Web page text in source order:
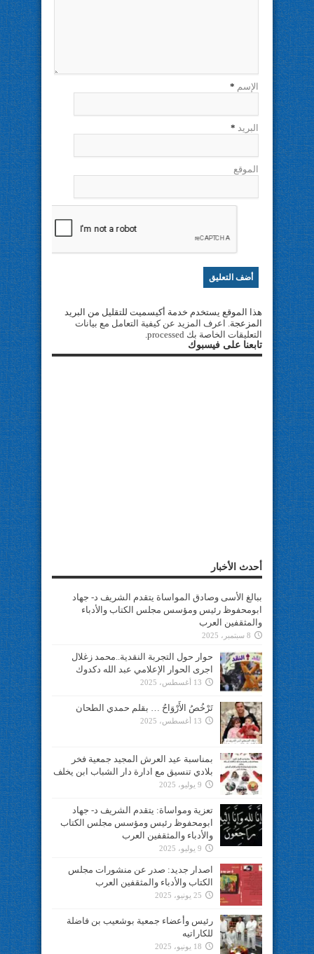
الإسم *
البريد *
الموقع
هذا الموقع يستخدم خدمة أكيسميت للتقليل من البريد
المزعجة. اعرف المزيد عن كيفية التعامل مع بيانات
التعليقات الخاصة بك processed
.
تابعنا على فيسبوك
أحدث الأخبار
ببالغ الأسى وصادق المواساة يتقدم الشريف د- جهاد
ابومحفوظ رئيس ومؤسس مجلس الكتاب والأدباء
والمثقفين العرب
8 سبتمبر، 2025
حوار حول التجربة النقدية..محمد زغلال
اجرى الحوار الإعلامي عبد الله دكدوك
13 أغسطس، 2025
تَرْخُصُ الأَرْوَاحُ … بقلم حمدي الطحان
13 أغسطس، 2025
بمناسبة عيد العرش المجيد جمعية فخر
بلادي تنسيق مع ادارة دار الشباب ابن يخلف
9 يوليو، 2025
تعزية ومواساة: يتقدم الشريف د- جهاد
ابومحفوظ رئيس ومؤسس مجلس الكتاب
والأدباء والمثقفين العرب
9 يوليو، 2025
اصدار جديد: صدر عن منشورات مجلس
الكتاب والأدباء والمثقفين العرب
25 يونيو، 2025
رئيس وأعضاء جمعية بوشعيب بن فاضلة
للكاراتيه
18 يونيو، 2025